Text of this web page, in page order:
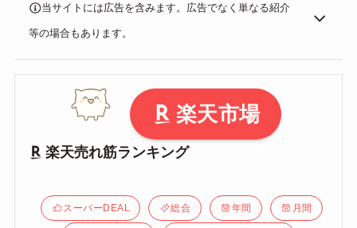
当サイトには広告を含みます。広告でなく単なる紹介
等の場合もあります。
楽天市場
楽天売れ筋ランキング
スーパーDEAL 総合 年間 月間